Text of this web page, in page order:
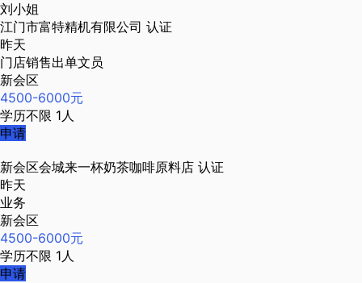
刘小姐
江门市富特精机有限公司 认证
昨天
门店销售出单文员
新会区
4500-6000元
学历不限 1人
申请
新会区会城来一杯奶茶咖啡原料店 认证
昨天
业务
新会区
4500-6000元
学历不限 1人
申请